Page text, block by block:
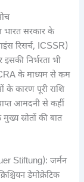
सरकार के
रिसर्च, ICSSR)
निर्भरता भी
के माध्यम से कम
के कारण पूरी राशि
आमदनी से कहीं
स्रोतों की बात
Stiftung): जर्मन
डेमोक्रेटिक